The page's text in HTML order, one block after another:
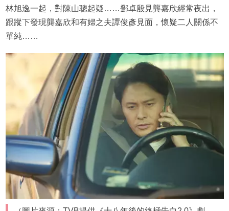
林旭逸一起，對陳山聰起疑……鄧卓殷見龔嘉欣經常夜出，
跟蹤下發現龔嘉欣和有婦之夫譚俊彥見面，懷疑二人關係不
單純……